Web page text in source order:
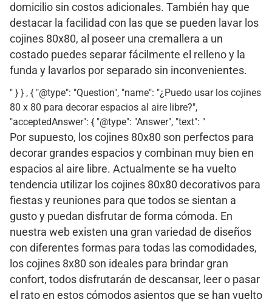
domicilio sin costos adicionales. También hay que
destacar la facilidad con las que se pueden lavar los
cojines 80x80, al poseer una cremallera a un
costado puedes separar fácilmente el relleno y la
funda y lavarlos por separado sin inconvenientes.
" } } , { "@type": "Question", "name": "¿Puedo usar los cojines
80 x 80 para decorar espacios al aire libre?",
"acceptedAnswer": { "@type": "Answer", "text": "
Por supuesto, los cojines 80x80 son perfectos para
decorar grandes espacios y combinan muy bien en
espacios al aire libre. Actualmente se ha vuelto
tendencia utilizar los cojines 80x80 decorativos para
fiestas y reuniones para que todos se sientan a
gusto y puedan disfrutar de forma cómoda. En
nuestra web existen una gran variedad de diseños
con diferentes formas para todas las comodidades,
los cojines 8x80 son ideales para brindar gran
confort, todos disfrutarán de descansar, leer o pasar
el rato en estos cómodos asientos que se han vuelto